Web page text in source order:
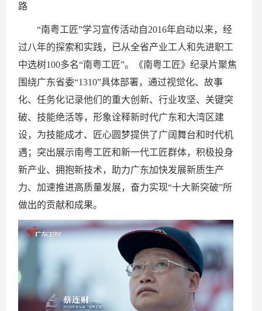
路
“南粤工匠”学习宣传活动自2016年启动以来，经
过八年的探索和实践，已从全省产业工人和先进职工
中选树100多名“南粤工匠”。《南粤工匠》纪录片聚焦
围绕广东省委“1310”具体部署，通过视觉化、故事
化、任务化记录他们的重大创新、行业攻坚、关键突
破、技能绝活等，形象诠释新时代广东和大湾区建
设，为技能成才、匠心圆梦提供了广阔舞台和时代机
遇；突出展示南粤工匠和新一代工匠群体，积极投身
新产业、拥抱新技术，助力广东加快发展新质生产
力、加速推进高质量发展，奋力实现“十大新突破”所
做出的贡献和成果。